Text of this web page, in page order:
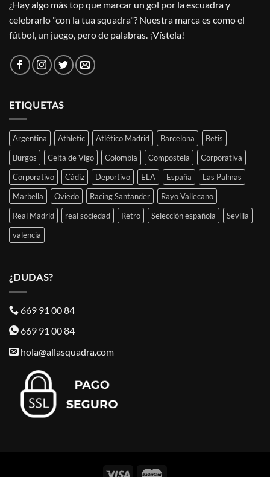
¿Hay algo más top que marcar un gol por la escuadra y
celebrarlo "con la tua squadra"? Nuestra marca es como el
fútbol, un juego, pero de palabras. ¡Vístela!
ETIQUETAS
Argentina Athletic Atlético Madrid Barcelona
Betis
Burgos
Celta de Vigo Colombia Compostela
Corporativa
Corporativo
Cádiz Deportivo ELA España
Las Palmas
Marbella
Oviedo Racing Santander
Rayo Vallecano
Real Madrid
real sociedad Retro Selección española
Sevilla
valencia
¿DUDAS?
669 91 00 84
669 91 00 84
hola@allasquadra.com